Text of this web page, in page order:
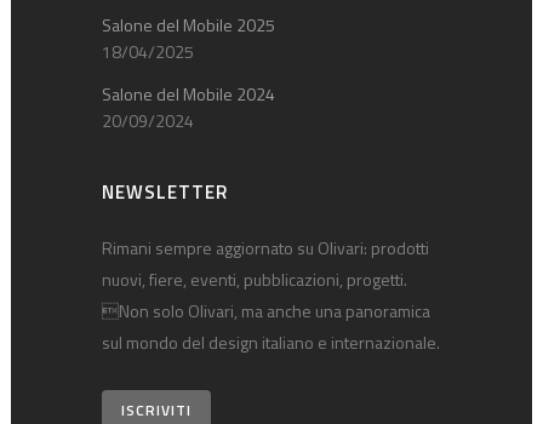
Salone del Mobile 2025
18/04/2025
Salone del Mobile 2024
20/09/2024
NEWSLETTER
Rimani sempre aggiornato su Olivari: prodotti
nuovi, fiere, eventi, pubblicazioni, progetti.
Non solo Olivari, ma anche una panoramica
sul mondo del design italiano e internazionale.
ISCRIVITI